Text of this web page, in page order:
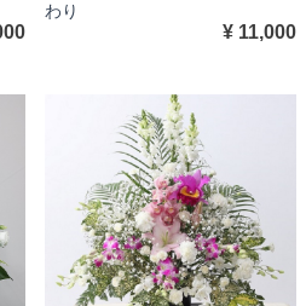
わり
¥ 11,000